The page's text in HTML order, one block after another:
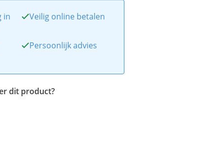
in
Veilig online betalen
Persoonlijk advies
dit product?